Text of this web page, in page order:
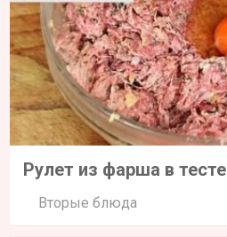
Рулет из фарша в тесте
Вторые блюда